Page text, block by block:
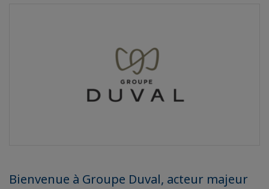
Bienvenue à Groupe Duval, acteur majeur